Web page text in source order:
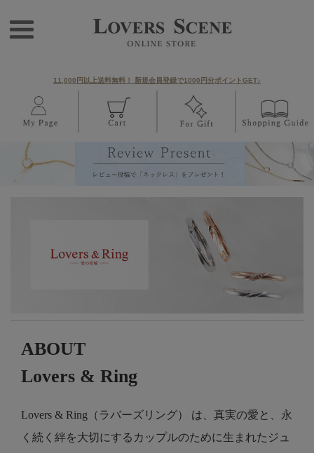
11,000円以上送料無料！ 新規会員登録で1000円分ポイントGET♪
ABOUT
Lovers & Ring
Lovers & Ring（ラバーズリング） は、真実の愛と、永
く続く絆を大切にするカップルのために生まれたジュ